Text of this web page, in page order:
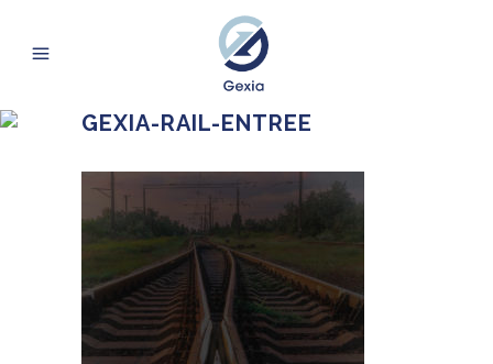
GEXIA-RAIL-ENTREE